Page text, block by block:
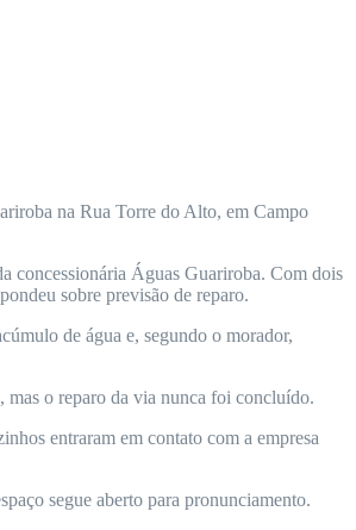
na Rua Torre do Alto, em Campo
concessionária Águas Guariroba. Com dois
sobre previsão de reparo.
de água e, segundo o morador,
mas o reparo da via nunca foi concluído.
entraram em contato com a empresa
segue aberto para pronunciamento.